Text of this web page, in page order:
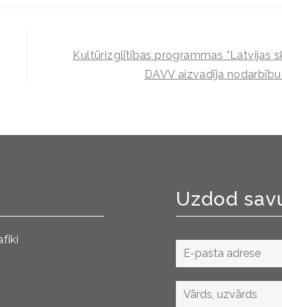
Kultūrizglītības programmas ”Latvijas
DAVV aizvadīja
Uzdod